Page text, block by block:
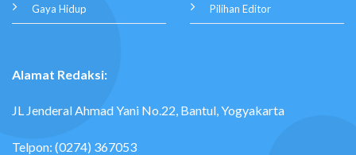
Gaya Hidup Pilihan Editor
Alamat Redaksi:
JL Jenderal Ahmad Yani No.22, Bantul, Yogyakarta
Telpon: (0274) 367053